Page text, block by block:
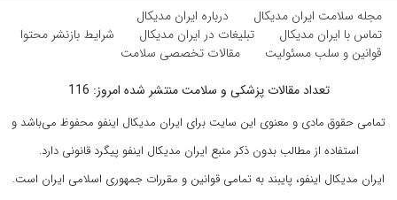
مجله سلامت ایران مدیکال
درباره ایران مدیکال
تماس با ایران مدیکال
تبلیغات در ایران مدیکال
شرایط بازنشر محتوا
قوانین و سلب مسئولیت
مقالات تخصصی سلامت
تعداد مقالات پزشکی و سلامت منتشر شده امروز: 116
تمامی حقوق مادی و معنوی این سایت برای ایران مدیکال اینفو محفوظ می‌باشد و
استفاده از مطالب بدون ذکر منبع ایران مدیکال اینفو پیگرد قانونی دارد.
ایران مدیکال اینفو، پایبند به تمامی قوانین و مقررات جمهوری اسلامی ایران است.